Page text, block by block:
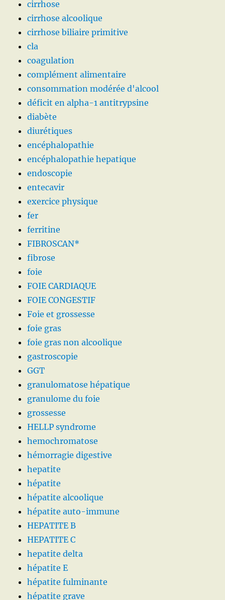
cirrhose
cirrhose alcoolique
cirrhose biliaire primitive
cla
coagulation
complément alimentaire
consommation modérée d'alcool
déficit en alpha-1 antitrypsine
diabète
diurétiques
encéphalopathie
encéphalopathie hepatique
endoscopie
entecavir
exercice physique
fer
ferritine
FIBROSCAN*
fibrose
foie
FOIE CARDIAQUE
FOIE CONGESTIF
Foie et grossesse
foie gras
foie gras non alcoolique
gastroscopie
GGT
granulomatose hépatique
granulome du foie
grossesse
HELLP syndrome
hemochromatose
hémorragie digestive
hepatite
hépatite
hépatite alcoolique
hépatite auto-immune
HEPATITE B
HEPATITE C
hepatite delta
hépatite E
hépatite fulminante
hépatite grave